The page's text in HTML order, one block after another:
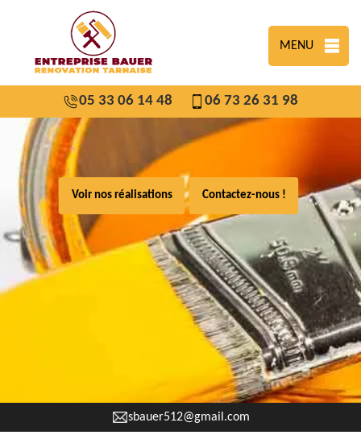
MENU
05 33 06 14 48 06 73 26 31 98
Voir nos réalisations Contactez-nous !
sbauer512@gmail.com